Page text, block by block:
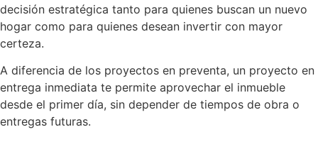
decisión estratégica tanto para quienes buscan un nuevo
hogar como para quienes desean invertir con mayor
certeza.
A diferencia de los proyectos en preventa, un proyecto en
entrega inmediata te permite aprovechar el inmueble
desde el primer día, sin depender de tiempos de obra o
entregas futuras.